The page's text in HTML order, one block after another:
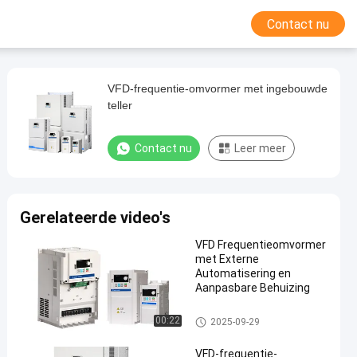
Contact nu
VFD-frequentie-omvormer met ingebouwde
teller
Contact nu Leer meer
Gerelateerde video's
00:22
VFD Frequentieomvormer
met Externe
Automatisering en
Aanpasbare Behuizing
VFD-Frequentieomschakelaar
2025-09-29
VFD-frequentie-